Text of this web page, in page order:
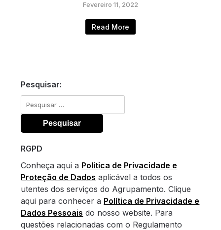
Fevereiro 11, 2022
Read More
Pesquisar:
Pesquisar
por:
RGPD
Conheça aqui a Política de Privacidade e
Proteção de Dados aplicável a todos os
utentes dos serviços do Agrupamento. Clique
aqui para conhecer a Política de Privacidade e
Dados Pessoais do nosso website. Para
questões relacionadas com o Regulamento